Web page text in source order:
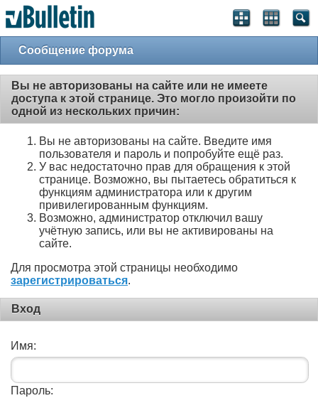
Сообщение форума
Вы не авторизованы на сайте или не имеете
доступа к этой странице. Это могло произойти по
одной из нескольких причин:
Вы не авторизованы на сайте. Введите имя
пользователя и пароль и попробуйте ещё раз.
У вас недостаточно прав для обращения к этой
странице. Возможно, вы пытаетесь обратиться к
функциям администратора или к другим
привилегированным функциям.
Возможно, администратор отключил вашу
учётную запись, или вы не активированы на
сайте.
Для просмотра этой страницы необходимо
зарегистрироваться.
Вход
Имя:
Пароль: